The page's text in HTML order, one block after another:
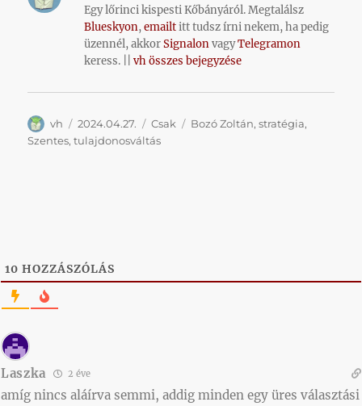
Egy lőrinci kispesti Kőbányáról. Megtalálsz
Blueskyon,emailtitt tudsz írni nekem, ha pedig
üzennél, akkorSignalonvagyTelegramon
keress. ||vh összes bejegyzése
Szerző
vh Közzétéve
2024.04.27. Kategória
Csak Címke
Bozó Zoltán,stratégia,
Szentes,tulajdonosváltás
10 HOZZÁSZÓLÁS
Laszka 2 éve
amíg nincs aláírva semmi, addig minden egy üres választási